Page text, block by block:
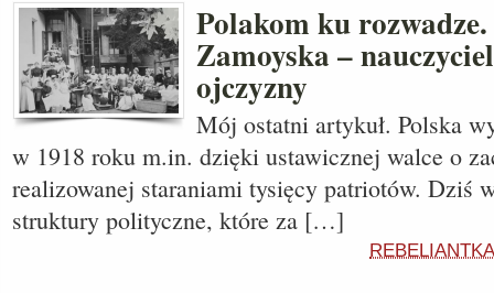
Polakom ku rozwadze.
Zamoyska –
ojczyzny
Mój ostatni artykuł. Polska
w 1918 roku m.in. dzięki ustawicznej walce o
realizowanej staraniami tysięcy patriotów. Dziś
struktury polityczne, które za […]
REBELIANTKA